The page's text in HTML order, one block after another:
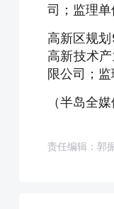
司；监理
高新区规
高新技术
限公司；
（半岛全媒
责任编辑：郭